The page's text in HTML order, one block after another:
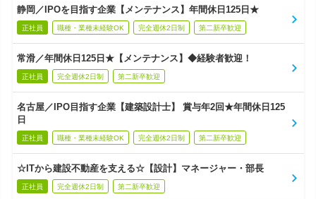
静岡／IPOを目指す企業【メンテナンス】年間休日125日★
正社員 職種・業種未経験OK 完全週休2日制 第二新卒歓迎
常滑／年間休日125日★【メンテナンス】◆経験者歓迎！
正社員 完全週休2日制 第二新卒歓迎
名古屋／IPO目指す企業【建築設計士】 賞与年2回★年間休日125
日
正社員 職種・業種未経験OK 完全週休2日制 第二新卒歓迎
☆ITから建設不動産を支える☆【設計】マネージャー・部長
正社員 完全週休2日制 第二新卒歓迎